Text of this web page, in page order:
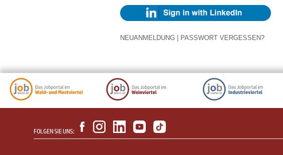
NEUANMELDUNG PASSWORT VERGESSEN?
FOLGEN SIE UNS: